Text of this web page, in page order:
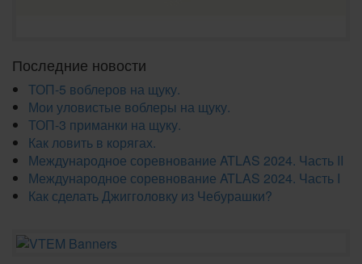
Последние новости
ТОП-5 воблеров на щуку.
Мои уловистые воблеры на щуку.
ТОП-3 приманки на щуку.
Как ловить в корягах.
Международное соревнование ATLAS 2024. Часть II
Международное соревнование ATLAS 2024. Часть I
Как сделать Джигголовку из Чебурашки?